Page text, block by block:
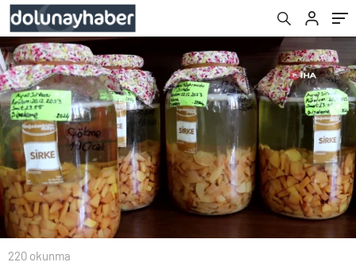
220 okunma
Lojistik Merkezi’ne ev sahipliği yapacak